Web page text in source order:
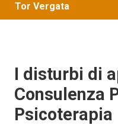
Tor Vergata
I disturbi di
Consulenza
Psicoterapia